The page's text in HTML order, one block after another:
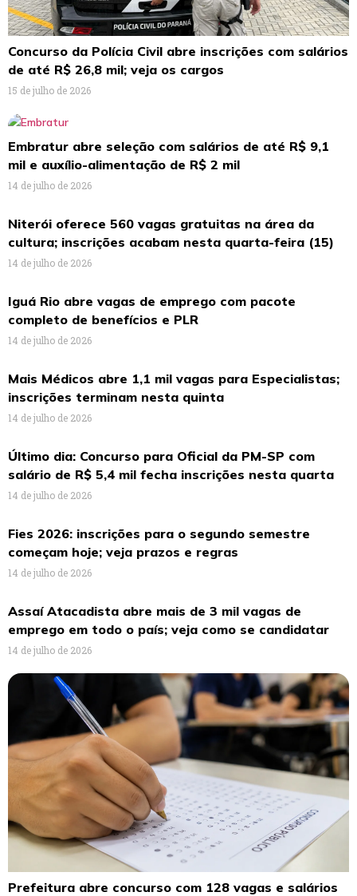
Concurso da Polícia Civil abre inscrições com salários
de até R$ 26,8 mil; veja os cargos
15 de julho de 2026
Embratur abre seleção com salários de até R$ 9,1
mil e auxílio-alimentação de R$ 2 mil
14 de julho de 2026
Niterói oferece 560 vagas gratuitas na área da
cultura; inscrições acabam nesta quarta-feira (15)
14 de julho de 2026
Iguá Rio abre vagas de emprego com pacote
completo de benefícios e PLR
14 de julho de 2026
Mais Médicos abre 1,1 mil vagas para Especialistas;
inscrições terminam nesta quinta
14 de julho de 2026
Último dia: Concurso para Oficial da PM-SP com
salário de R$ 5,4 mil fecha inscrições nesta quarta
14 de julho de 2026
Fies 2026: inscrições para o segundo semestre
começam hoje; veja prazos e regras
14 de julho de 2026
Assaí Atacadista abre mais de 3 mil vagas de
emprego em todo o país; veja como se candidatar
14 de julho de 2026
Prefeitura abre concurso com 128 vagas e salários